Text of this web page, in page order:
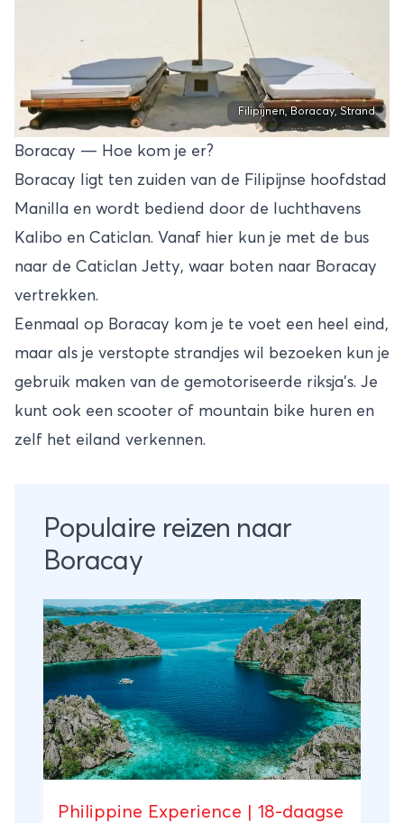
Filipijnen, Boracay, Strand
Boracay — Hoe kom je er?
Boracay ligt ten zuiden van de Filipijnse hoofdstad
Manilla en wordt bediend door de luchthavens
Kalibo en Caticlan. Vanaf hier kun je met de bus
naar de Caticlan Jetty, waar boten naar Boracay
vertrekken.
Eenmaal op Boracay kom je te voet een heel eind,
maar als je verstopte strandjes wil bezoeken kun je
gebruik maken van de gemotoriseerde riksja’s. Je
kunt ook een scooter of mountain bike huren en
zelf het eiland verkennen.
Populaire reizen naar
Boracay
Philippine Experience | 18-daagse